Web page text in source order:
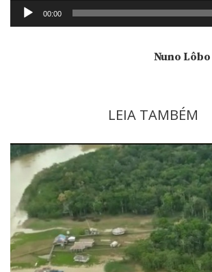
Tocador
de
00:00
Nuno
LEIA TAMBÉM